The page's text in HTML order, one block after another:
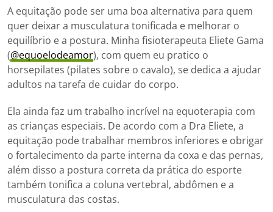
A equitação pode ser uma boa alternativa para quem
quer deixar a musculatura tonificada e melhorar o
equilíbrio e a postura. Minha fisioterapeuta Eliete Gama
(@equoelodeamor), com quem eu pratico o
horsepilates (pilates sobre o cavalo), se dedica a ajudar
adultos na tarefa de cuidar do corpo.
Ela ainda faz um trabalho incrível na equoterapia com
as crianças especiais. De acordo com a Dra Eliete, a
equitação pode trabalhar membros inferiores e obrigar
o fortalecimento da parte interna da coxa e das pernas,
além disso a postura correta da prática do esporte
também tonifica a coluna vertebral, abdômen e a
musculatura das costas.